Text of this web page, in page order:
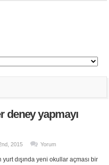
deney yapmayı
2015 Yorum
dışında yeni okullar açması bir